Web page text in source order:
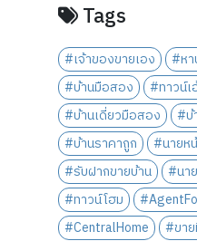
Tags
#เจ้าของขายเอง #ห
#บ้านมือสอง
#ทาวน์
#บ้านเดี่ยวมือสอง
#บ้
#บ้านราคาถูก
#นายห
#รับฝากขายบ้าน
#นา
#ทาวน์โฮม
#CentralHome
#ขา